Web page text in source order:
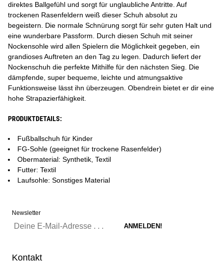
direktes Ballgefühl und sorgt für unglaubliche Antritte. Auf
trockenen Rasenfeldern weiß dieser Schuh absolut zu
begeistern. Die normale Schnürung sorgt für sehr guten Halt und
eine wunderbare Passform. Durch diesen Schuh mit seiner
Nockensohle wird allen Spielern die Möglichkeit gegeben, ein
grandioses Auftreten an den Tag zu legen. Dadurch liefert der
Nockenschuh die perfekte Mithilfe für den nächsten Sieg. Die
dämpfende, super bequeme, leichte und atmungsaktive
Funktionsweise lässt ihn überzeugen. Obendrein bietet er dir eine
hohe Strapazierfähigkeit.
PRODUKTDETAILS:
Fußballschuh für Kinder
FG-Sohle (geeignet für trockene Rasenfelder)
Obermaterial: Synthetik, Textil
Futter: Textil
Laufsohle: Sonstiges Material
Newsletter
Kontakt